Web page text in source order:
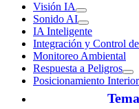
Visión IA
Sonido AI
IA Inteligente
Integración y Control
Monitoreo Ambiental
Respuesta a Peligros
Posicionamiento